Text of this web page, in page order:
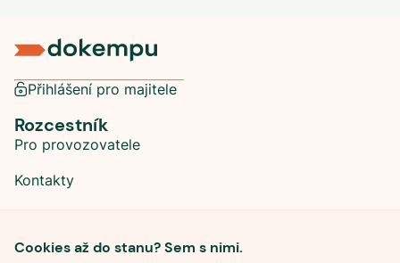
Cookies až do stanu? Sem s nimi.
Přihlášení pro majitele
Rozcestník
Pro provozovatele
Kontakty